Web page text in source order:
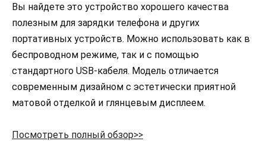
Вы найдете это устройство хорошего качества
полезным для зарядки телефона и других
портативных устройств. Можно использовать как в
беспроводном режиме, так и с помощью
стандартного USB-кабеля. Модель отличается
современным дизайном с эстетически приятной
матовой отделкой и глянцевым дисплеем.
Посмотреть полный обзор>>